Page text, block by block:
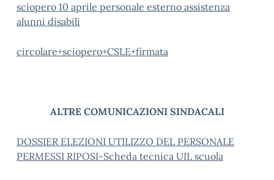
sciopero 10 aprile personale esterno assistenza
alunni disabili
circolare+sciopero+CSLE+firmata
ALTRE COMUNICAZIONI SINDACALI
DOSSIER ELEZIONI UTILIZZO DEL PERSONALE
PERMESSI RIPOSI-Scheda tecnica UIL scuola